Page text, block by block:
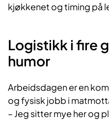
kjøkkenet og timing på
Logistikk i fire
humor
Arbeidsdagen er en
og fysisk jobb i
– Jeg sitter mye her og